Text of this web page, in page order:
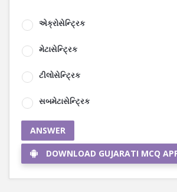
એક્રોસેન્ટ્રિક
મેટાસેન્ટ્રિક
ટીલોસેન્ટ્રિક
સબમેટાસેન્ટ્રિક
ANSWER
DOWNLOAD GUJARATI MCQ